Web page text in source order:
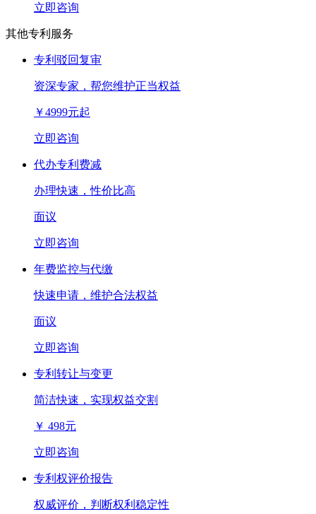
立即咨询
其他专利服务
专利驳回复审
资深专家，帮您维护正当权益
￥4999元起
立即咨询
代办专利费减
办理快速，性价比高
面议
立即咨询
年费监控与代缴
快速申请，维护合法权益
面议
立即咨询
专利转让与变更
简洁快速，实现权益交割
￥ 498元
立即咨询
专利权评价报告
权威评价，判断权利稳定性